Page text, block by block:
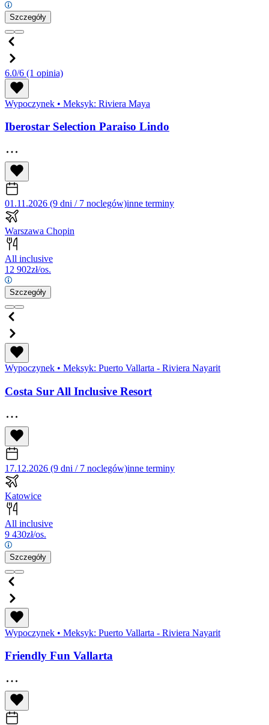
Szczegóły
6.0/6 (1 opinia)
Wypoczynek • Meksyk: Riviera Maya
Iberostar Selection Paraiso Lindo
01.11.2026 (9 dni / 7 noclegów)inne terminy
Warszawa Chopin
All inclusive
12 902zł/os.
Szczegóły
Wypoczynek • Meksyk: Puerto Vallarta - Riviera Nayarit
Costa Sur All Inclusive Resort
17.12.2026 (9 dni / 7 noclegów)inne terminy
Katowice
All inclusive
9 430zł/os.
Szczegóły
Wypoczynek • Meksyk: Puerto Vallarta - Riviera Nayarit
Friendly Fun Vallarta